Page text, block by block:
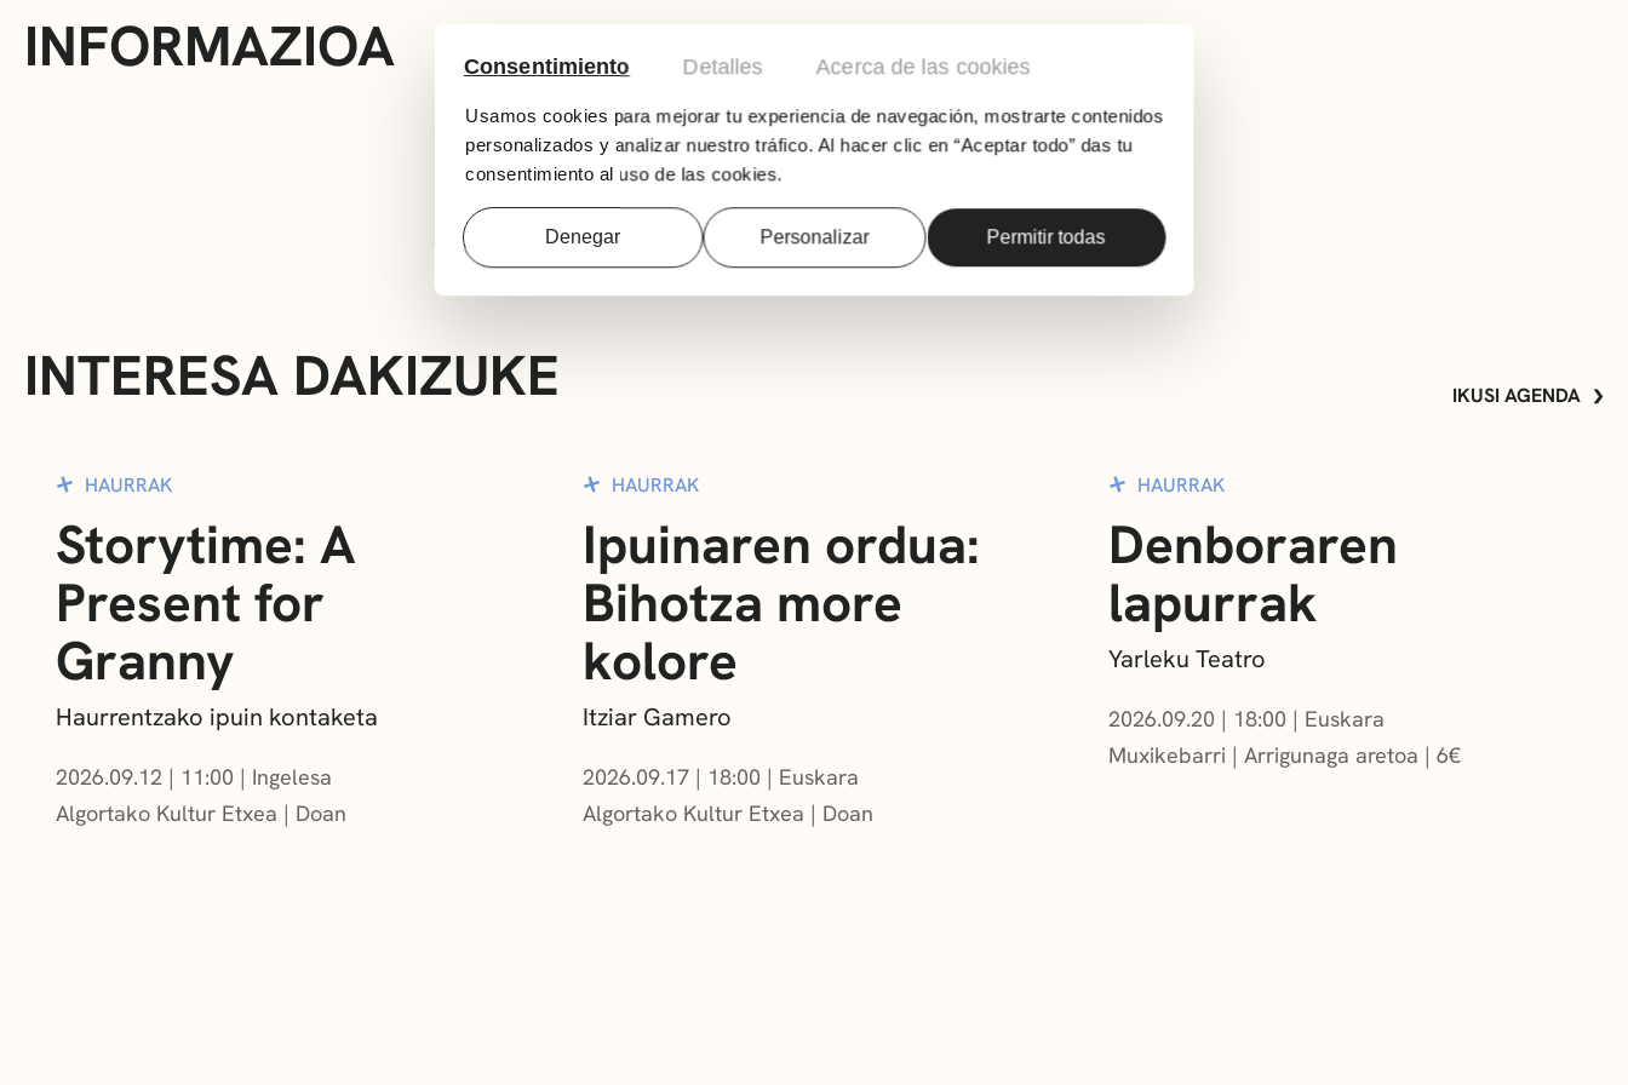
Consentimiento Detalles Acerca de las cookies
Usamos cookies para mejorar tu experiencia de navegación, mostrarte contenidos
personalizados y analizar nuestro tráfico. Al hacer clic en “Aceptar todo” das tu
consentimiento al uso de las cookies.
Denegar Personalizar Permitir todas
INFORMAZIOA
Antolatzailea: KIDS&US Algorta-Getxo
Adina: 3-7 urte
Izen-ematea: getxo@kidsandus.es / algorta@kidsandus.es
INTERESA DAKIZUKE IKUSI AGENDA
HAURRAK
Storytime: A
Present for
Granny
Haurrentzako ipuin kontaketa
2026.09.12 | 11:00
Ingelesa
Algortako Kultur Etxea
Doan
HAURRAK
Ipuinaren ordua:
Bihotza more
kolore
Itziar Gamero
2026.09.17| 18:00
Euskara
Algortako Kultur Etxea
Doan
HAURRAK
Denboraren
lapurrak
Yarleku Teatro
2026.09.20 | 18:00
Euskara
Muxikebarri |Arrigunaga aretoa 6€